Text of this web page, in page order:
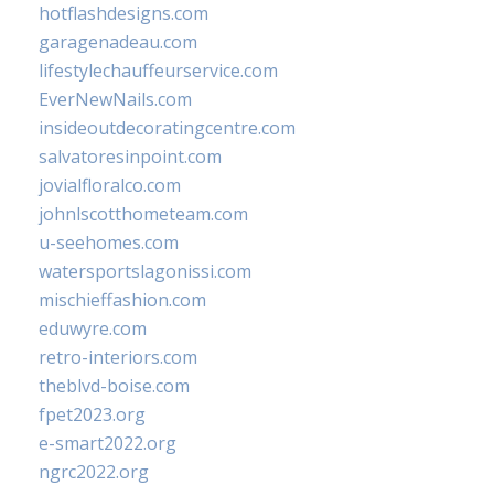
hotflashdesigns.com
garagenadeau.com
lifestylechauffeurservice.com
EverNewNails.com
insideoutdecoratingcentre.com
salvatoresinpoint.com
jovialfloralco.com
johnlscotthometeam.com
u-seehomes.com
watersportslagonissi.com
mischieffashion.com
eduwyre.com
retro-interiors.com
theblvd-boise.com
fpet2023.org
e-smart2022.org
ngrc2022.org